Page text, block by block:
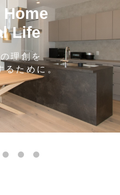
Home
Life
理創を
るために。